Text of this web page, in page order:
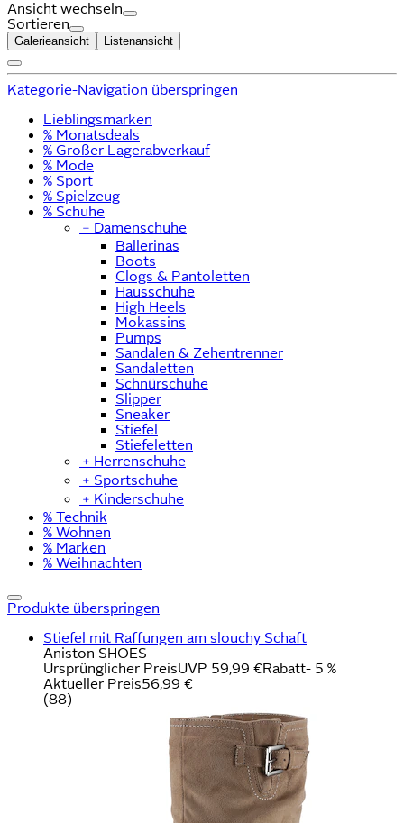
Ansicht wechseln
Sortieren
Galerieansicht Listenansicht
Kategorie-Navigation überspringen
Lieblingsmarken
% Monatsdeals
% Großer Lagerabverkauf
% Mode
% Sport
% Spielzeug
% Schuhe
﹣ Damenschuhe
Ballerinas
Boots
Clogs & Pantoletten
Hausschuhe
High Heels
Mokassins
Pumps
Sandalen & Zehentrenner
Sandaletten
Schnürschuhe
Slipper
Sneaker
Stiefel
Stiefeletten
﹢ Herrenschuhe
﹢ Sportschuhe
﹢ Kinderschuhe
% Technik
% Wohnen
% Marken
% Weihnachten
Produkte überspringen
Stiefel mit Raffungen am slouchy Schaft
Aniston SHOES
Ursprünglicher PreisUVP 59,99 €Rabatt- 5 %
Aktueller Preis56,99 €
(88)